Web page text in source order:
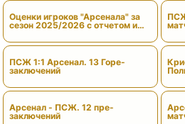
Оценки игроков "Арсенала" за
сезон 2025/2026 с отчетом и
ПСЖ 1:1 Арсенал. 13 Горе-
заключений
Арсенал - ПСЖ. 12 пре-
заключений